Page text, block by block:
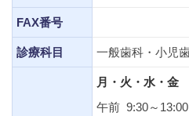
FAX番号
診療科目 一般歯科・小児
月・火・水・金
午前 9:30～